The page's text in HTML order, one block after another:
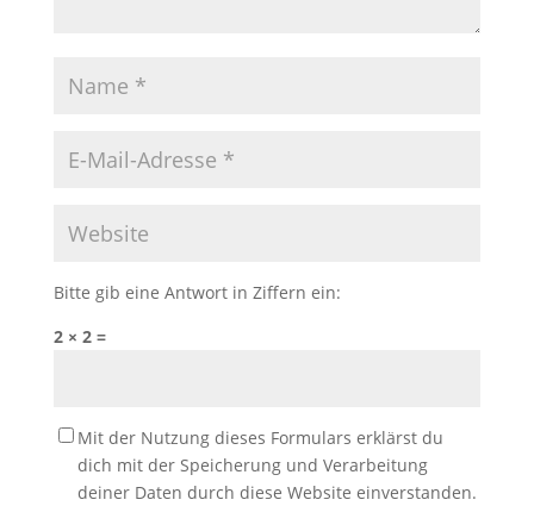
Bitte gib eine Antwort in Ziffern ein:
2 × 2 =
Mit der Nutzung dieses Formulars erklärst du
dich mit der Speicherung und Verarbeitung
deiner Daten durch diese Website einverstanden.